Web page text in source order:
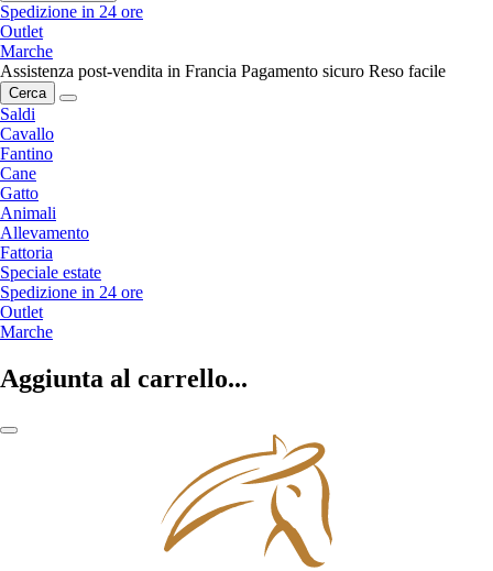
Spedizione in 24 ore
Outlet
Marche
Assistenza post-vendita in Francia Pagamento sicuro Reso facile
Cerca
Saldi
Cavallo
Fantino
Cane
Gatto
Animali
Allevamento
Fattoria
Speciale estate
Spedizione in 24 ore
Outlet
Marche
Aggiunta al carrello...